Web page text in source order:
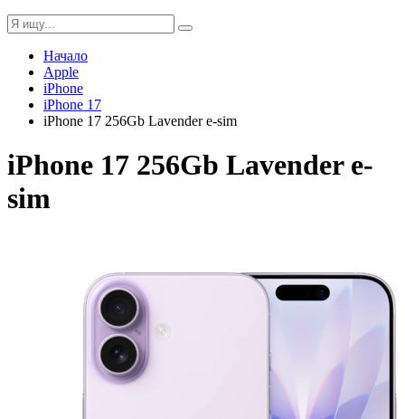
Начало
Apple
iPhone
iPhone 17
iPhone 17 256Gb Lavender e-sim
iPhone 17 256Gb Lavender e-
sim